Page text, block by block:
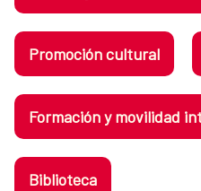
Promoción cultural
Formación y movilidad
Biblioteca